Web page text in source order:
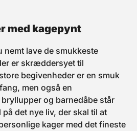
med kagepynt
nemt lave de smukkeste
er skræddersyet til
begivenheder er en smuk
men også en
og barnedåbe står
det nye liv, der skal til at
kager med det fineste